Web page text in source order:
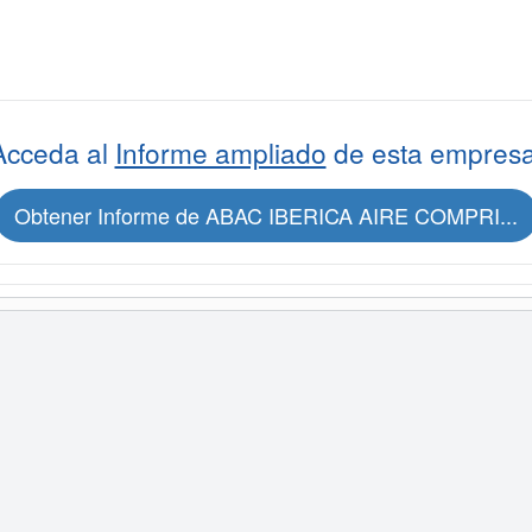
al Informe ampliado de esta
Obtener Informe de ABAC IBERICA AIRE COMPRI...